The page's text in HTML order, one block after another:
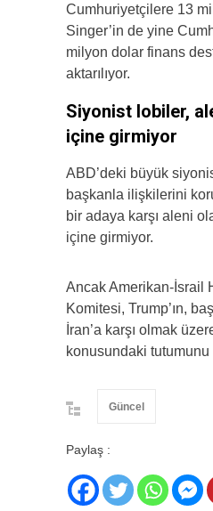
Cumhuriyetçilere 13
Singer’in de yine
milyon dolar finans
aktarılıyor.
Siyonist lobiler,
içine girmiyor
ABD’deki büyük
başkanla ilişkilerini
bir adaya karşı aleni
içine girmiyor.
Ancak Amerikan-İsrail
Komitesi, Trump’ın,
İran’a karşı olmak
konusundaki tutumunu
Güncel
Paylaş :